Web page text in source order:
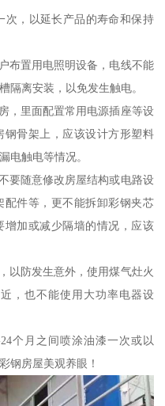
次，以延长产品的寿命和保持
布置用电照明设备，电线不能
隔离安装，以免发生触电。
，里面配置常用电源插座等设
骨架上，应该设计方形塑料
电触电等情况。
要随意修改房屋结构或电路设
件等，更不能拆卸彩钢夹芯
加或减少隔墙的情况，应该
以防发生意外，使用煤气灶火
，也不能使用大功率电器设
个月之间喷涂油漆一次或以
钢房屋美观养眼！